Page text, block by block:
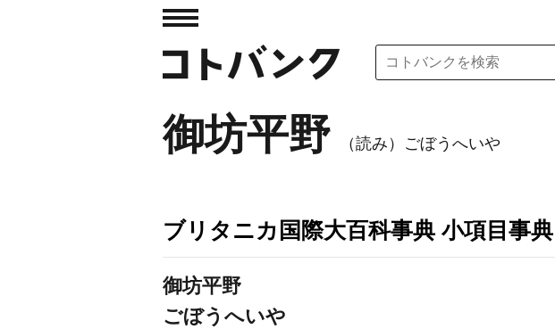
御坊平野 （読み）ごぼうへいや
ブリタニカ国際大百科事典 小項目事典
御坊平野
ごぼうへいや